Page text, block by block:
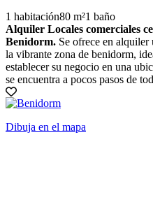
1 habitación80 m²1 baño
Alquiler Locales comerciales
Benidorm. Se ofrece en alquiler
la vibrante zona de benidorm,
establecer su negocio en una
se encuentra a pocos pasos de
Dibuja en el mapa